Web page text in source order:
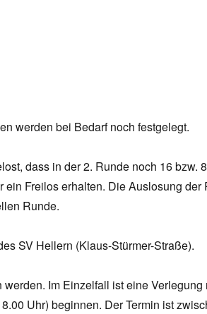
werden bei Bedarf noch festgelegt.
dass in der 2. Runde noch 16 bzw.
Freilos erhalten. Die Auslosung der
Runde.
SV Hellern (Klaus-Stürmer-Straße).
Im Einzelfall ist eine
Uhr) beginnen. Der Termin ist